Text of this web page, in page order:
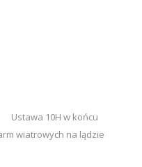
Ustawa 10H w końcu
wiatrowych na lądzie